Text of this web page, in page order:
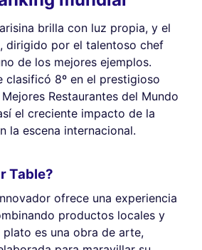
brilla con luz propia, y el
, dirigido por el talentoso chef
de los mejores ejemplos.
clasificó 8º en el prestigioso
Restaurantes del Mundo
el creciente impacto de la
la escena internacional.
Table?
ofrece una experiencia
productos locales y
es una obra de arte,